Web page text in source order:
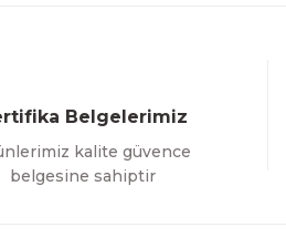
Belgelerimiz
kalite güvence
belgesine sahiptir